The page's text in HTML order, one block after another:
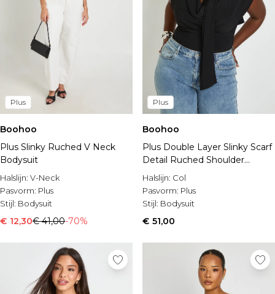
Plus
Boohoo
Plus Slinky Ruched V Neck
Bodysuit
Halslijn: V-Neck
Pasvorm: Plus
Stijl: Bodysuit
€ 12,30€ 41,00-70%
Plus
Boohoo
Plus Double Layer Slinky Scarf
Detail Ruched Shoulder
Bodysuit
Halslijn: Col
Pasvorm: Plus
Stijl: Bodysuit
€ 51,00